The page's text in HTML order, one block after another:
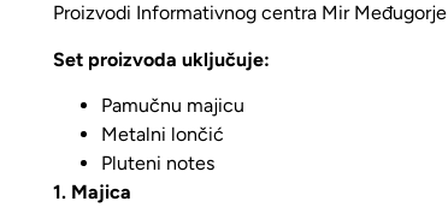
Proizvodi Informativnog centra Mir Međugorje
Set proizvoda uključuje:
Pamučnu majicu
Metalni lončić
Pluteni notes
1. Majica